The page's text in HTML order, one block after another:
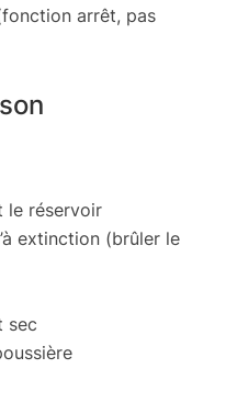
arrêt, pas
le réservoir
extinction (brûler le
sec